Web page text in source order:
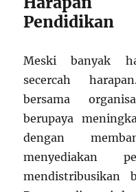
Pendidikan
Meski banyak
secercah
bersama
berupaya
dengan
menyediakan
mendistribusikan